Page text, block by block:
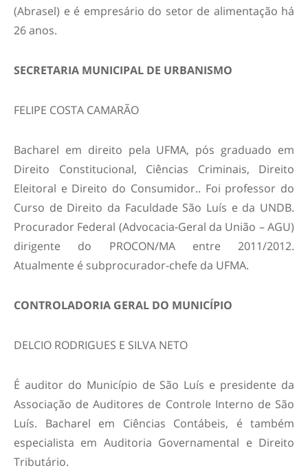
(Abrasel) e é empresário do setor de alimentação há
26 anos.
SECRETARIA MUNICIPAL DE URBANISMO
FELIPE COSTA CAMARÃO
Bacharel em direito pela UFMA, pós graduado em
Direito Constitucional, Ciências Criminais, Direito
Eleitoral e Direito do Consumidor.. Foi professor do
Curso de Direito da Faculdade São Luís e da UNDB.
Procurador Federal (Advocacia-Geral da União – AGU)
dirigente do PROCON/MA entre 2011/2012.
Atualmente é subprocurador-chefe da UFMA.
CONTROLADORIA GERAL DO MUNICÍPIO
DELCIO RODRIGUES E SILVA NETO
É auditor do Município de São Luís e presidente da
Associação de Auditores de Controle Interno de São
Luís. Bacharel em Ciências Contábeis, é também
especialista em Auditoria Governamental e Direito
Tributário.